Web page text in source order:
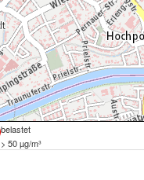
belastet
> 50 µg/m³